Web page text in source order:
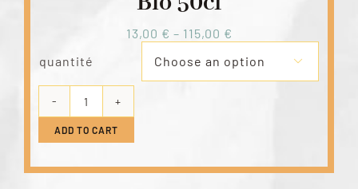
13,00 € – 115,00 €
quantité

Huile
d'olive
bio
ADD TO CART